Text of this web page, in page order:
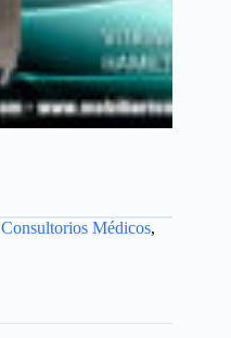
Consultorios Médicos,